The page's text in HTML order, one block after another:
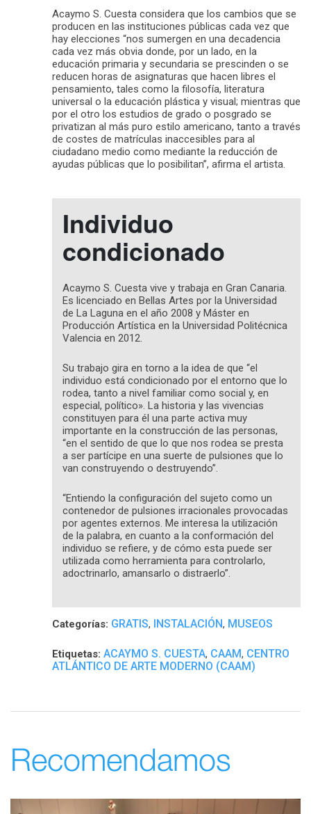
Acaymo S. Cuesta considera que los cambios que se
producen en las instituciones públicas cada vez que
hay elecciones “nos sumergen en una decadencia
cada vez más obvia donde, por un lado, en la
educación primaria y secundaria se prescinden o se
reducen horas de asignaturas que hacen libres el
pensamiento, tales como la filosofía, literatura
universal o la educación plástica y visual; mientras que
por el otro los estudios de grado o posgrado se
privatizan al más puro estilo americano, tanto a través
de costes de matrículas inaccesibles para al
ciudadano medio como mediante la reducción de
ayudas públicas que lo posibilitan”, afirma el artista.
Individuo
condicionado
Acaymo S. Cuesta vive y trabaja en Gran Canaria.
Es licenciado en Bellas Artes por la Universidad
de La Laguna en el año 2008 y Máster en
Producción Artística en la Universidad Politécnica
Valencia en 2012.
Su trabajo gira en torno a la idea de que “el
individuo está condicionado por el entorno que lo
rodea, tanto a nivel familiar como social y, en
especial, político». La historia y las vivencias
constituyen para él una parte activa muy
importante en la construcción de las personas,
“en el sentido de que lo que nos rodea se presta
a ser partícipe en una suerte de pulsiones que lo
van construyendo o destruyendo”.
“Entiendo la configuración del sujeto como un
contenedor de pulsiones irracionales provocadas
por agentes externos. Me interesa la utilización
de la palabra, en cuanto a la conformación del
individuo se refiere, y de cómo esta puede ser
utilizada como herramienta para controlarlo,
adoctrinarlo, amansarlo o distraerlo”.
Categorías: GRATIS, INSTALACIÓN, MUSEOS
Etiquetas: ACAYMO S. CUESTA, CAAM, CENTRO
ATLÁNTICO DE ARTE MODERNO (CAAM)
Recomendamos